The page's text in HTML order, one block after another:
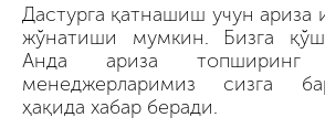
Дастурга қатнашиш учун ариза
жўнатиши мумкин. Бизга
Анда ариза
менеджерларимиз сизга
ҳақида хабар беради.